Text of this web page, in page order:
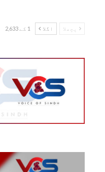
پچھلا اگلا 1 کے 2,633